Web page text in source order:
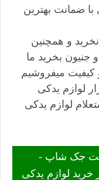
با ضمانت بهترین
و همچنین
جنیون بخرید ما
کیفیت میفروشیم
لوازم یدکی
لوازم یدکی
جک شاپ -
لوازم یدکی